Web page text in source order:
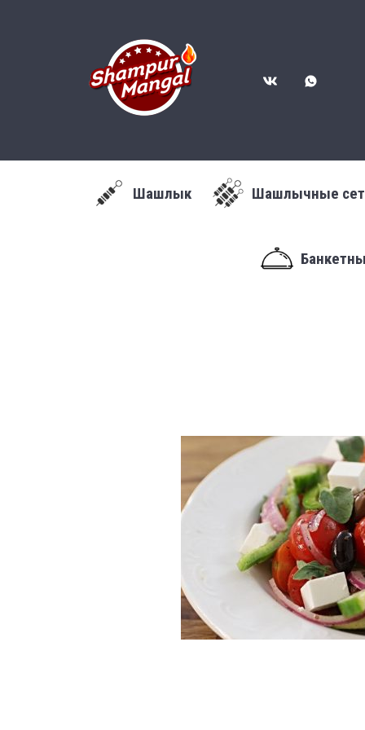
Шашлык Шашлычные